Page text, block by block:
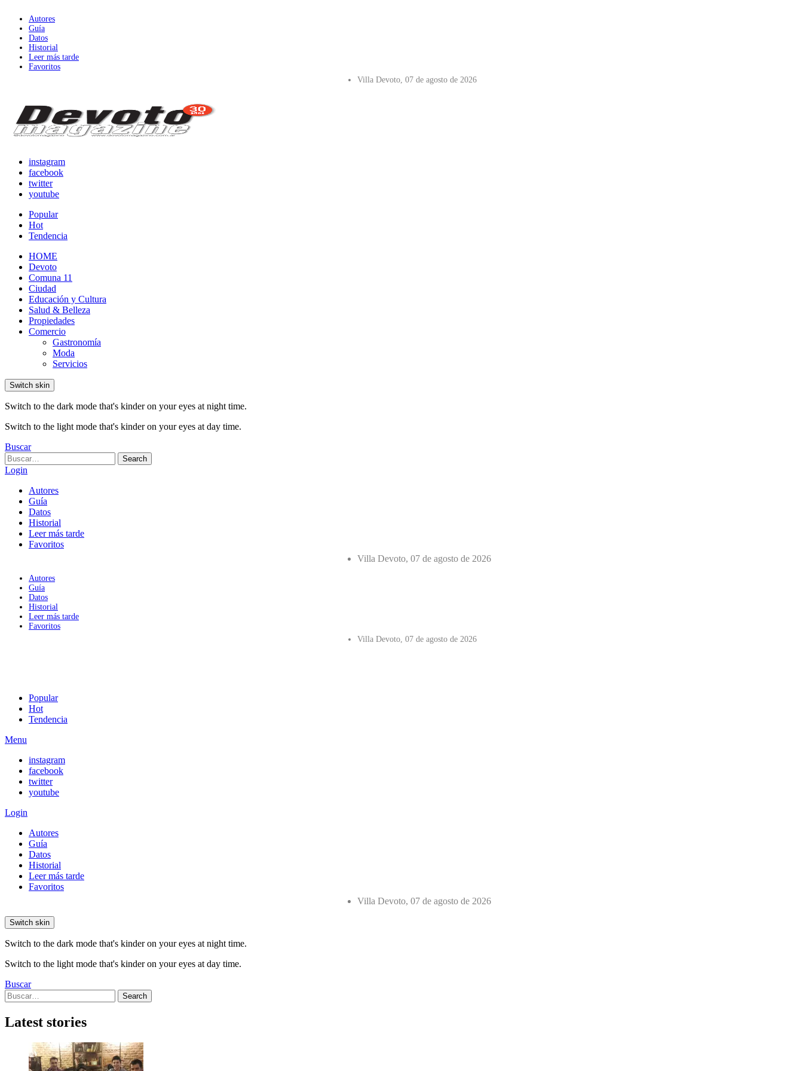
Autores
Guía
Datos
Historial
Leer más tarde
Favoritos
Villa Devoto, 07 de agosto de 2026
instagram
facebook
twitter
youtube
Popular
Hot
Tendencia
HOME
Devoto
Comuna 11
Ciudad
Educación y Cultura
Salud & Belleza
Propiedades
Comercio
Gastronomía
Moda
Servicios
Switch skin
Switch to the dark mode that's kinder on your eyes at night time.
Switch to the light mode that's kinder on your eyes at day time.
Buscar
Search
for:
Search
Login
Autores
Guía
Datos
Historial
Leer más tarde
Favoritos
Villa Devoto, 07 de agosto de 2026
Autores
Guía
Datos
Historial
Leer más tarde
Favoritos
Villa Devoto, 07 de agosto de 2026
Popular
Hot
Tendencia
Menu
instagram
facebook
twitter
youtube
Login
Autores
Guía
Datos
Historial
Leer más tarde
Favoritos
Villa Devoto, 07 de agosto de 2026
Switch skin
Switch to the dark mode that's kinder on your eyes at night time.
Switch to the light mode that's kinder on your eyes at day time.
Buscar
Search
for:
Search
Latest stories